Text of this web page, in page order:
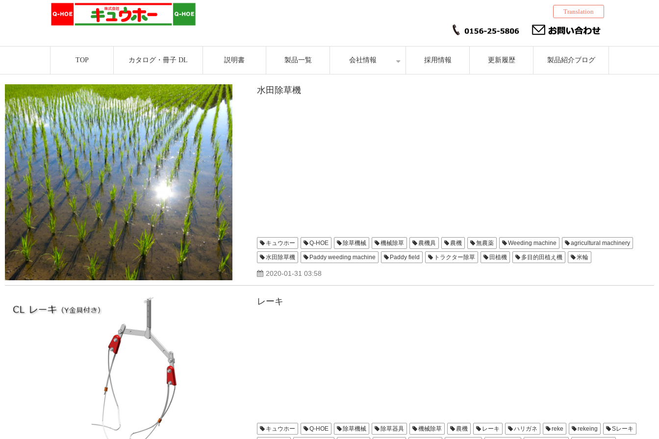
Translation
TOP カタログ・冊子 DL 説明書 製品一覧 会社情報 採用情報 更新履歴 製品紹介ブログ
水田除草機
キュウホー Q-HOE 除草機械 機械除草 農機具 農機 無農薬 Weeding machine agricultural machinery
水田除草機 Paddy weeding machine Paddy field トラクター除草 田植機 多目的田植え機 米輪
ガス抜きローター
2020-01-31 03:58
レーキ
キュウホー Q-HOE 除草機械 除草器具 機械除草 農機 レーキ ハリガネ reke rekeing Sレーキ